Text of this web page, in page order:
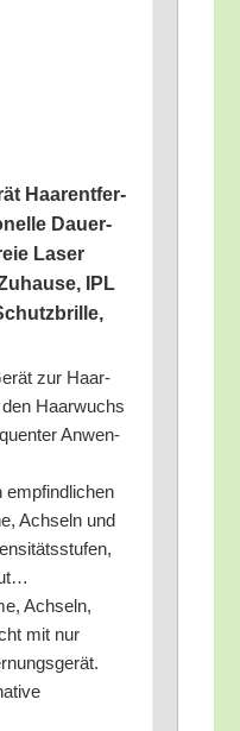
Haar­ent­fer­
Dau­er­
Laser
IPL
zur Haar­
Haar­wuchs
Anwen­
emp­find­li­chen
Ach­seln und
Ach­seln,
mit nur